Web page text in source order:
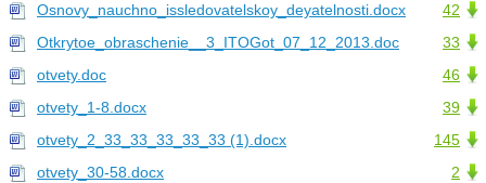
42
Osnovy_nauchno_issledovatelskoy_deyatelnosti.docx
33
Otkrytoe_obraschenie__3_ITOGot_07_12_2013.doc
46
otvety.doc
39
otvety_1-8.docx
145
otvety_2_33_33_33_33_33 (1).docx
2
otvety_30-58.docx